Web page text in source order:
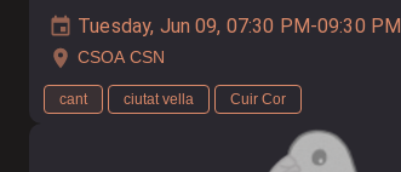
Tuesday, Jun 09, 07:30 PM-09:30 PM
CSOA CSN
cant ciutat vella Cuir Cor